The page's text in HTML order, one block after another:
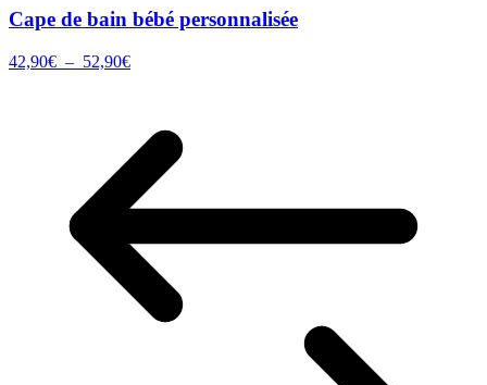
Cape de bain bébé personnalisée
42,90€ – 52,90€Plage
52,90€